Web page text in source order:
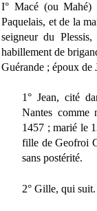
I° Macé (ou Mahé)
Paquelais, et de la
seigneur du
habillement de
Guérande ; époux de
1° Jean, cité
Nantes comme
1457 ; marié le
fille de Geofroi
sans postérité.
2° Gille, qui suit.